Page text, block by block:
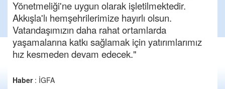
Yönetmeliği'ne uygun olarak işletilmektedir.
Akkışla'lı hemşehrilerimize hayırlı olsun.
Vatandaşımızın daha rahat ortamlarda
yaşamalarına katkı sağlamak için yatırımlarımız
hız kesmeden devam edecek."
Haber: İGFA